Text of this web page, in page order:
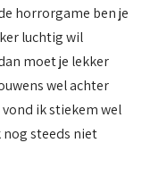
horrorgame ben je
luchtig wil
moet je lekker
wel achter
ik stiekem wel
nog steeds niet